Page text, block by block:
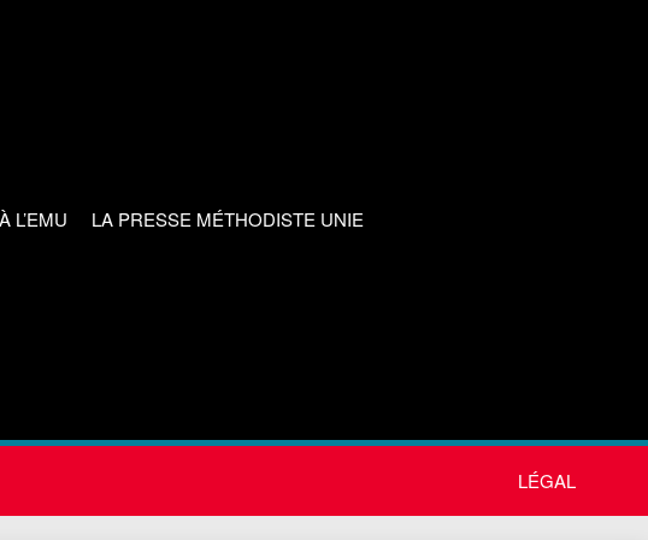
L’EMU LA PRESSE MÉTHODISTE UNIE
LÉGAL